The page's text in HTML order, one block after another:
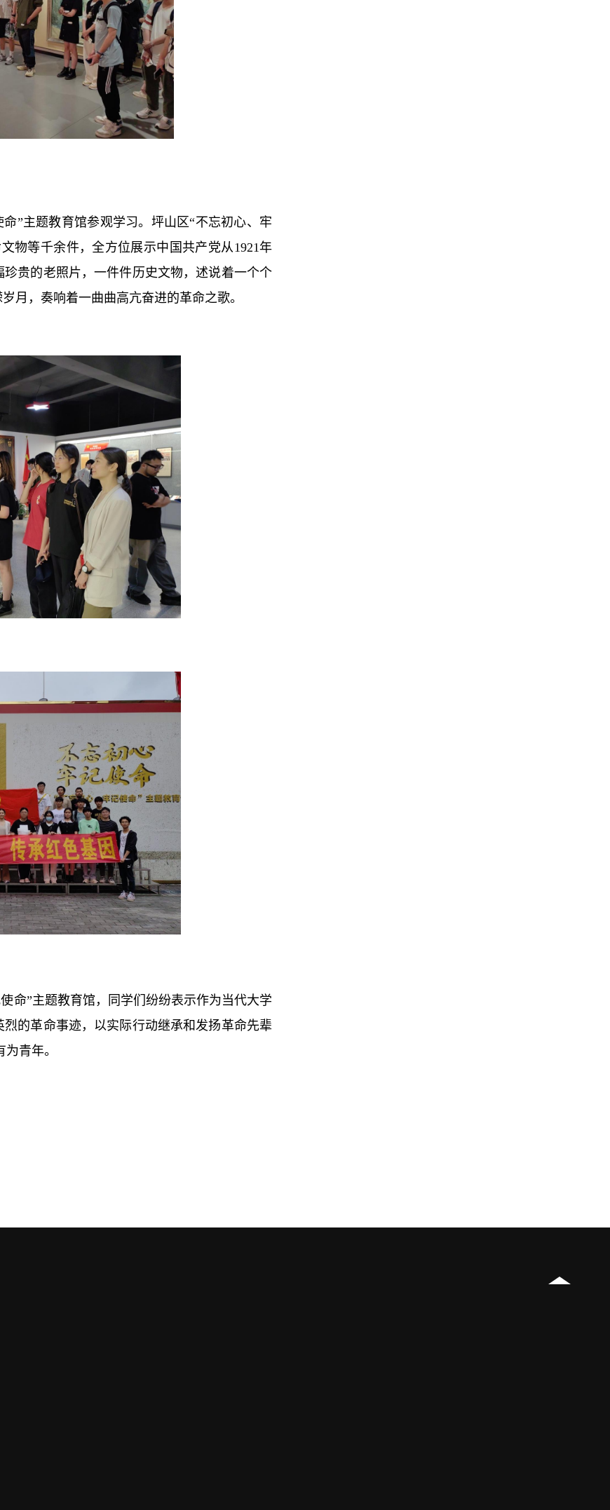
”主题教育馆参观学习。坪山区“不忘初心、牢
物等千余件，全方位展示中国共产党从1921年
贵的老照片，一件件历史文物，述说着一个个
月，奏响着一曲曲高亢奋进的革命之歌。
命”主题教育馆，同学们纷纷表示作为当代大学
的革命事迹，以实际行动继承和发扬革命先辈
青年。